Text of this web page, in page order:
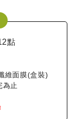
點
維面膜(盒裝)
止